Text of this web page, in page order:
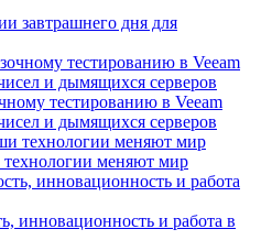
завтрашнего дня для
тестированию в Veeam
и дымящихся серверов
меняют мир
инновационность и работа в